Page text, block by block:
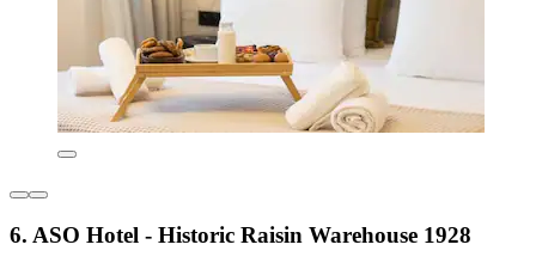
6. ASO Hotel - Historic Raisin Warehouse 1928